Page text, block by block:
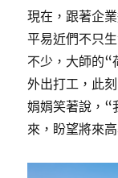
現在，跟著企
平易近們不只
不少，大師的“
外出打工，此
娟娟笑著說，“
來，盼望將來